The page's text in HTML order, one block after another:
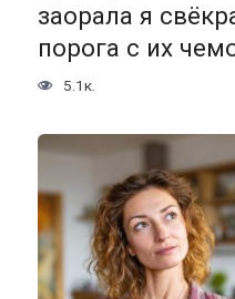
заорала я
порога с их
5.1к.